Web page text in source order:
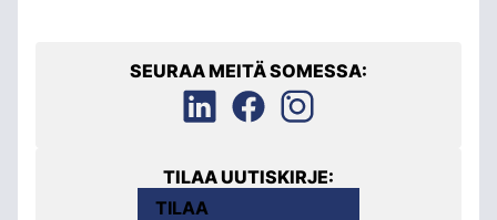
SEURAA MEITÄ SOMESSA:
TILAA UUTISKIRJE:
TILAA